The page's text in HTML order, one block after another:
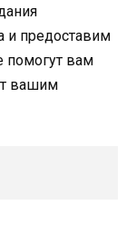
и предоставим
помогут вам
вашим